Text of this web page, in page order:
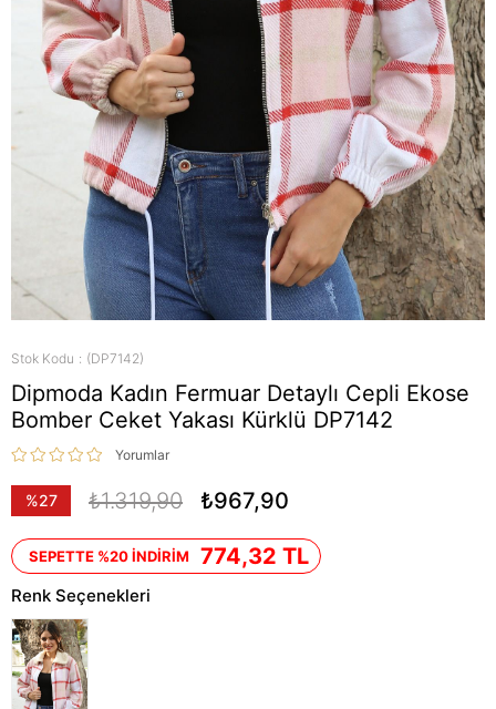
Stok Kodu (DP7142)
Dipmoda Kadın Fermuar Detaylı Cepli Ekose
Bomber Ceket Yakası Kürklü DP7142
Yorumlar
%27
₺1.319,90 ₺967,90
SEPETTE %20 İNDİRİM 774,32 TL
Renk Seçenekleri